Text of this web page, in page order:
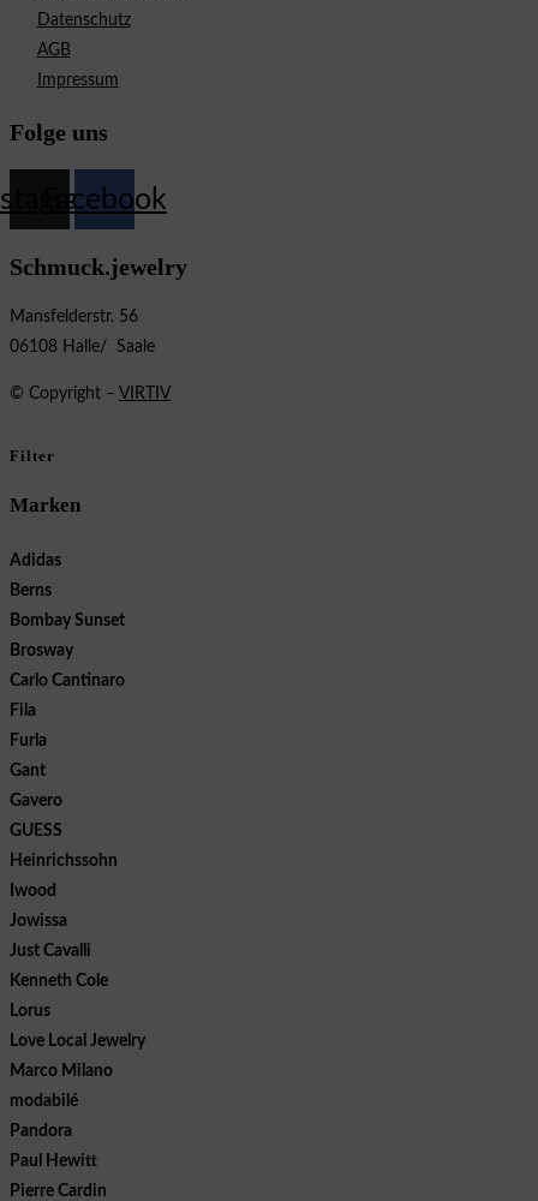
Datenschutz
AGB
Impressum
Folge uns
Facebook
Schmuck.jewelry
Mansfelderstr. 56
06108 Halle/ Saale
© Copyright – VIRTIV
Filter
Marken
Adidas
Berns
Bombay Sunset
Brosway
Carlo Cantinaro
Fila
Furla
Gant
Gavero
GUESS
Heinrichssohn
Iwood
Jowissa
Just Cavalli
Kenneth Cole
Lorus
Love Local Jewelry
Marco Milano
modabilé
Pandora
Paul Hewitt
Pierre Cardin